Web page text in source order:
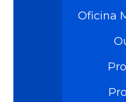
Oficina